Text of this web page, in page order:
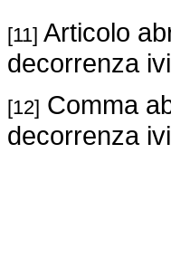
[11] Articolo
decorrenza
[12] Comma
decorrenza